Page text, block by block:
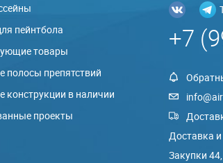
пейнтбола
товары
полосы препятствий
конструкции в наличии
проекты
+7
Доставка
Закупки